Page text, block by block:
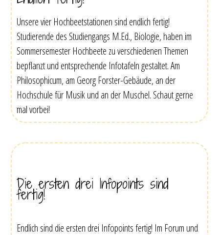
Unsere vier Hochbeetstationen sind endlich fertig!
Studierende des Studiengangs M.Ed., Biologie, haben im
Sommersemester Hochbeete zu verschiedenen Themen
bepflanzt und entsprechende Infotafeln gestaltet. Am
Philosophicum, am Georg Forster-Gebäude, an der
Hochschule für Musik und an der Muschel. Schaut gerne
mal vorbei!
Die ersten drei Infopoints sind
fertig!
Endlich sind die ersten drei Infopoints fertig! Im Forum und